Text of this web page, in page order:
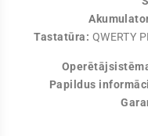
Tastatūra: QWERTY
Papildus